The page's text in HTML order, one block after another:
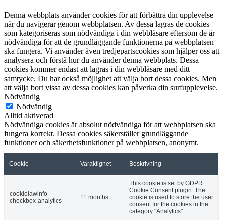
Denna webbplats använder cookies för att förbättra din upplevelse
när du navigerar genom webbplatsen. Av dessa lagras de cookies
som kategoriseras som nödvändiga i din webbläsare eftersom de är
nödvändiga för att de grundläggande funktionerna på webbplatsen
ska fungera. Vi använder även tredjepartscookies som hjälper oss att
analysera och förstå hur du använder denna webbplats. Dessa
cookies kommer endast att lagras i din webbläsare med ditt
samtycke. Du har också möjlighet att välja bort dessa cookies. Men
att välja bort vissa av dessa cookies kan påverka din surfupplevelse.
Nödvändig
Nödvändig
Alltid aktiverad
Nödvändiga cookies är absolut nödvändiga för att webbplatsen ska
fungera korrekt. Dessa cookies säkerställer grundläggande
funktioner och säkerhetsfunktioner på webbplatsen, anonymt.
Cookie Varaktighet Beskrivning
cookielawinfo-
checkbox-analytics
11 months
This cookie is set by GDPR
Cookie Consent plugin. The
cookie is used to store the user
consent for the cookies in the
category "Analytics".